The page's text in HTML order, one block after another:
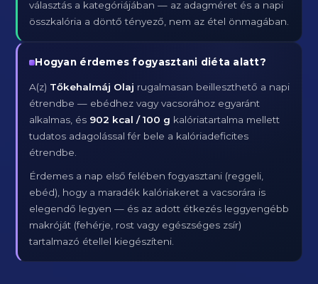
választás a kategóriájában — az adagméret és a napi
összkalória a döntő tényező, nem az étel önmagában.
Hogyan érdemes fogyasztani diéta alatt?
A(z) Tőkehalmáj Olaj rugalmasan beilleszthető a napi
étrendbe — ebédhez vagy vacsorához egyaránt
alkalmas, és 902 kcal / 100 g kalóriatartalma mellett
tudatos adagolással fér bele a kalóriadeficites
étrendbe.
Érdemes a nap első felében fogyasztani (reggeli,
ebéd), hogy a maradék kalóriakeret a vacsorára is
elegendő legyen — és az adott étkezés leggyengébb
makróját (fehérje, rost vagy egészséges zsír)
tartalmazó étellel kiegészíteni.